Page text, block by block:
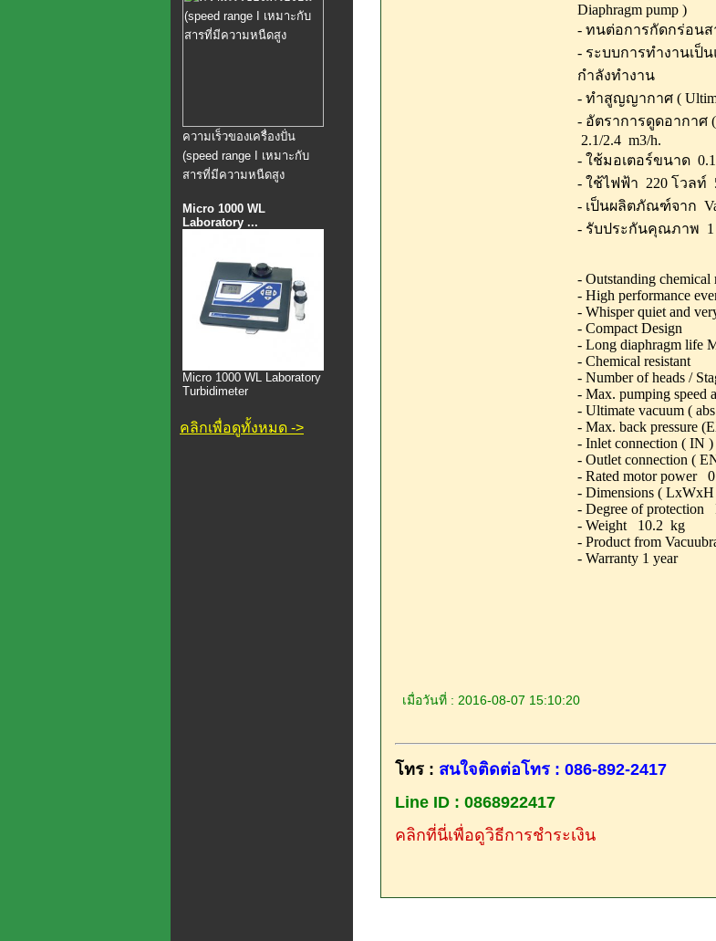
ความเร็วของเครื่องปั่น
(speed range I เหมาะกับ
สารที่มีความหนืดสูง
Micro 1000 WL
Laboratory ...
Micro 1000 WL Laboratory
Turbidimeter
คลิกเพื่อดูทั้งหมด ->
Diaphragm pump )
- ทนต่อการกัดกร่อนสา
- ระบบการทำงานเป็น
กำลังทำงาน
- ทำสูญญากาศ (
- อัตราการดูดอากาศ (
2.1/2.4 m3/h.
- ใช้มอเตอร์ขนาด
- ใช้ไฟฟ้า 220 โวลท์
- เป็นผลิตภัณฑ์จาก
- รับประกันคุณภาพ
- Outstanding chemical
- High performance
- Whisper quiet and
- Compact Design
- Long diaphragm life
- Chemical resistant
- Number of heads /
- Max. pumping
- Ultimate vacuum (
- Max. back pressure
- Inlet connection ( IN
- Outlet connection (
- Rated motor power
- Dimensions (
- Degree of protection
- Weight 10.2 kg
- Product from
- Warranty 1 year
เมื่อวันที่ : 2016-08-07 15:10:20
โทร : สนใจติดต่อโทร : 086-892-2417
Line ID : 0868922417
คลิกที่นี่เพื่อดูวิธีการชำระเงิน